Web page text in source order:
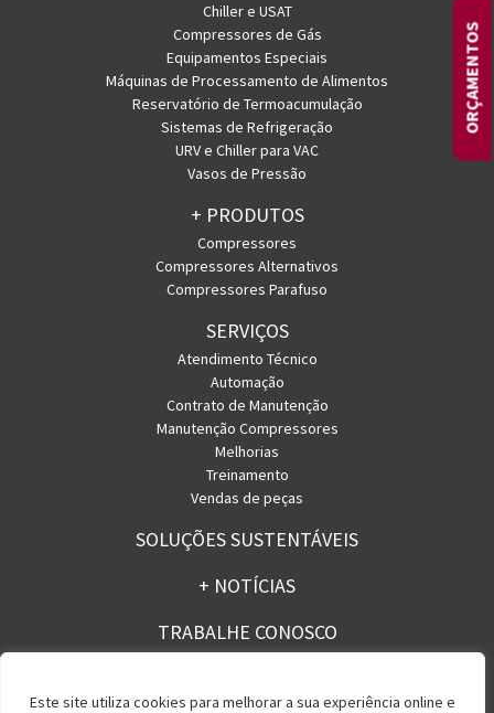
Este site utiliza cookies para melhorar a sua experiência online e
ORÇAMENTOS
Chiller e USAT
Compressores de Gás
Equipamentos Especiais
Máquinas de Processamento de Alimentos
Reservatório de Termoacumulação
Sistemas de Refrigeração
URV e Chiller para VAC
Vasos de Pressão
+ PRODUTOS
Compressores
Compressores Alternativos
Compressores Parafuso
SERVIÇOS
Atendimento Técnico
Automação
Contrato de Manutenção
Manutenção Compressores
Melhorias
Treinamento
Vendas de peças
SOLUÇÕES SUSTENTÁVEIS
+ NOTÍCIAS
TRABALHE CONOSCO